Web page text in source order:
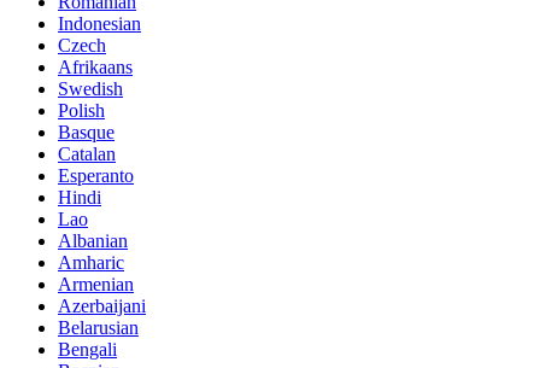
Indonesian
Czech
Afrikaans
Swedish
Polish
Basque
Catalan
Esperanto
Hindi
Lao
Albanian
Amharic
Armenian
Azerbaijani
Belarusian
Bengali